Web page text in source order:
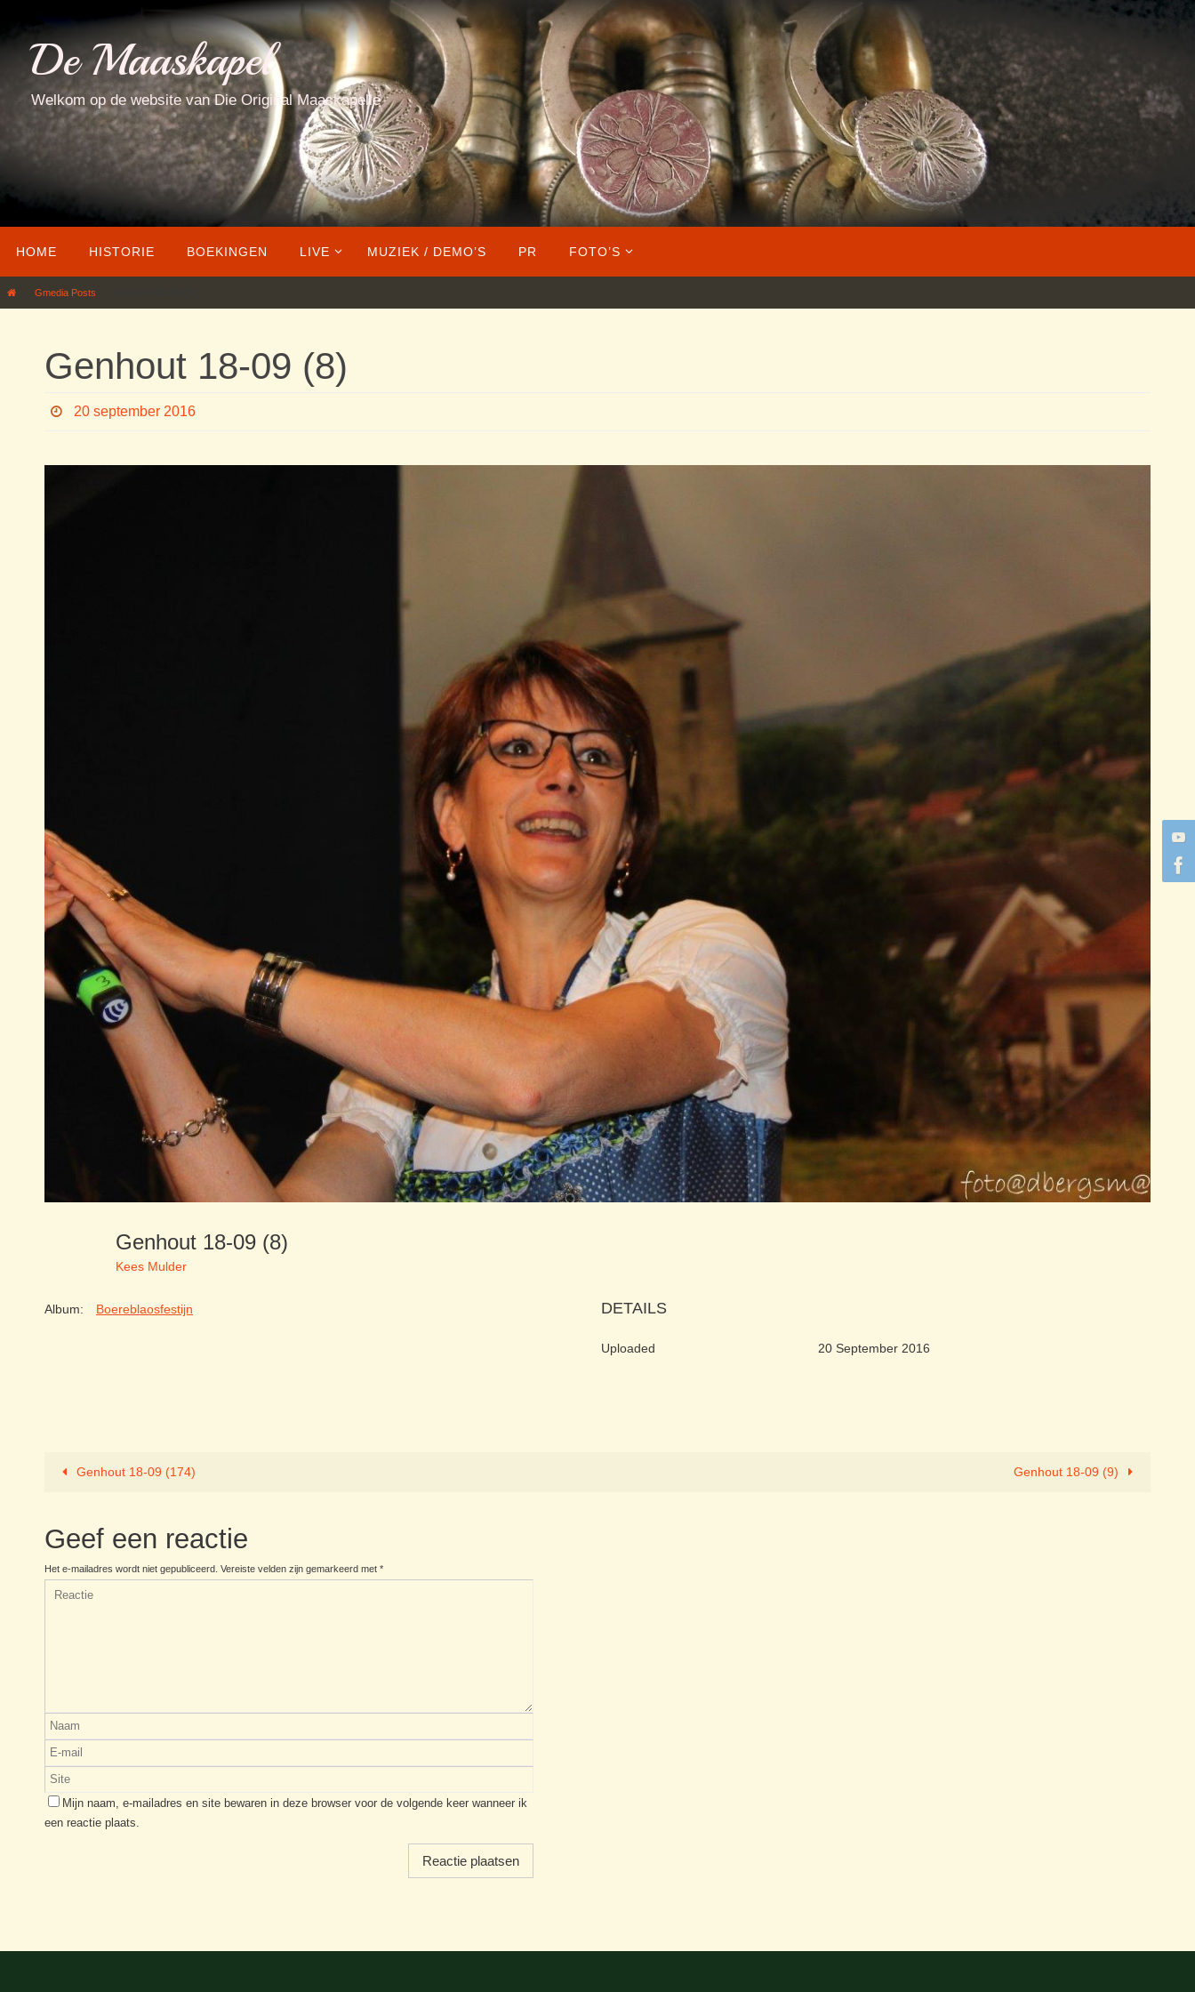
inhoudDe Maaskapel
Welkom op de website van Die Original Maaskapelle
naar
de
HOME HISTORIE BOEKINGEN LIVE MUZIEK / DEMO’S PR FOTO’S
HomeGmedia Posts
Genhout 18-09 (8)
20 september 2016
Genhout 18-09 (8)
Kees Mulder
Album: Boereblaosfestijn DETAILS
Uploaded 20 September 2016
Genhout 18-09 (174) Genhout 18-09 (9)
Geef een reactie
Het e-mailadres wordt niet gepubliceerd. Vereiste velden zijn gemarkeerd met *
Mijn naam, e-mailadres en site bewaren in deze browser voor de volgende keer wanneer ik
een reactie plaats.